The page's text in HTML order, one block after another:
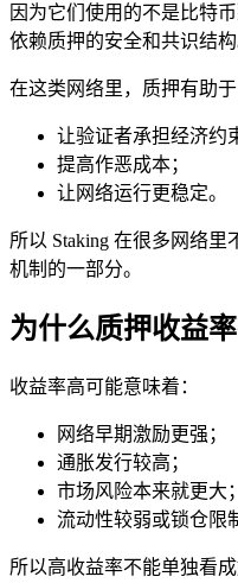
因为它们使用的不是比特
依赖质押的安全和共识结构
在这类网络里，质押有助于
让验证者承担经济约
提高作恶成本；
让网络运行更稳定。
所以 Staking 在很多网络
机制的一部分。
为什么质押收益率
收益率高可能意味着：
网络早期激励更强；
通胀发行较高；
市场风险本来就更大；
流动性较弱或锁仓限
所以高收益率不能单独看